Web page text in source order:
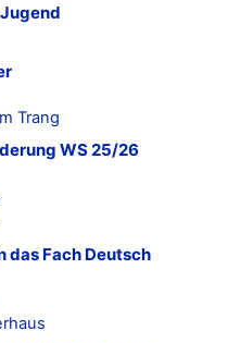
Trang
WS 25/26
das Fach Deutsch